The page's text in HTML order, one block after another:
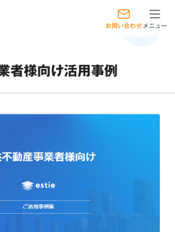
お問い合わせ メニュー
者様向け活用事例